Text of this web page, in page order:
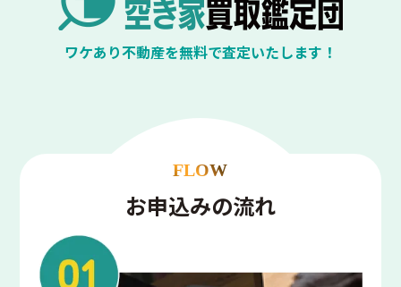
ワケあり不動産を無料で査定いたします！
FLOW
お申込みの流れ